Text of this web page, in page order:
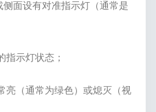
面设有对准指示灯（通常是
指示灯状态；
亮（通常为绿色）或熄灭（视